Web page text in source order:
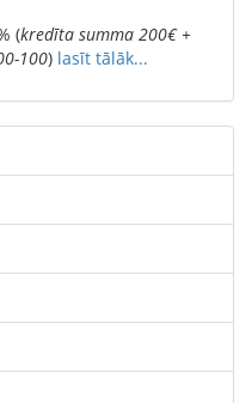
(kredīta summa 200€ +
100) lasīt tālāk...